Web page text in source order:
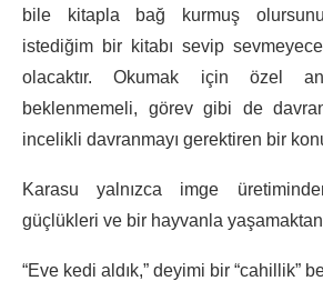
bile kitapla bağ kurmuş
istediğim bir kitabı sevip
olacaktır. Okumak için özel
beklenmemeli, görev gibi de
incelikli davranmayı gerektiren bir
Karasu yalnızca imge
güçlükleri ve bir hayvanla
“Eve kedi aldık,” deyimi bir “cahillik”